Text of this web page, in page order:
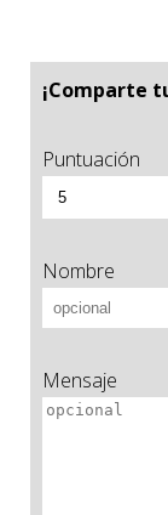
¡Comparte
Puntuación
Nombre
Mensaje